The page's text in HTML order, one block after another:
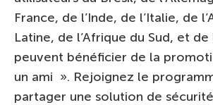
France, de l’Inde, de l’Italie, de
Latine, de l’Afrique du Sud, et de
peuvent bénéficier de la
un ami ». Rejoignez le
partager une solution de